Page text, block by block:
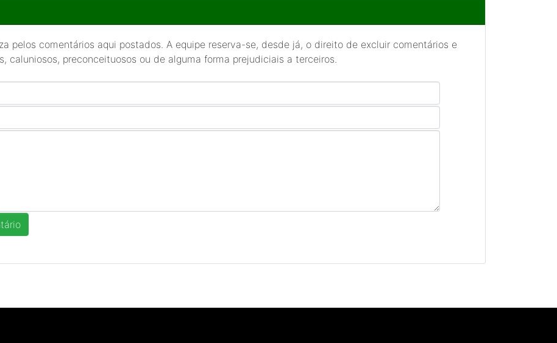
pelos comentários aqui postados. A equipe reserva-se, desde já, o direito de excluir comentários e
caluniosos, preconceituosos ou de alguma forma prejudiciais a terceiros.